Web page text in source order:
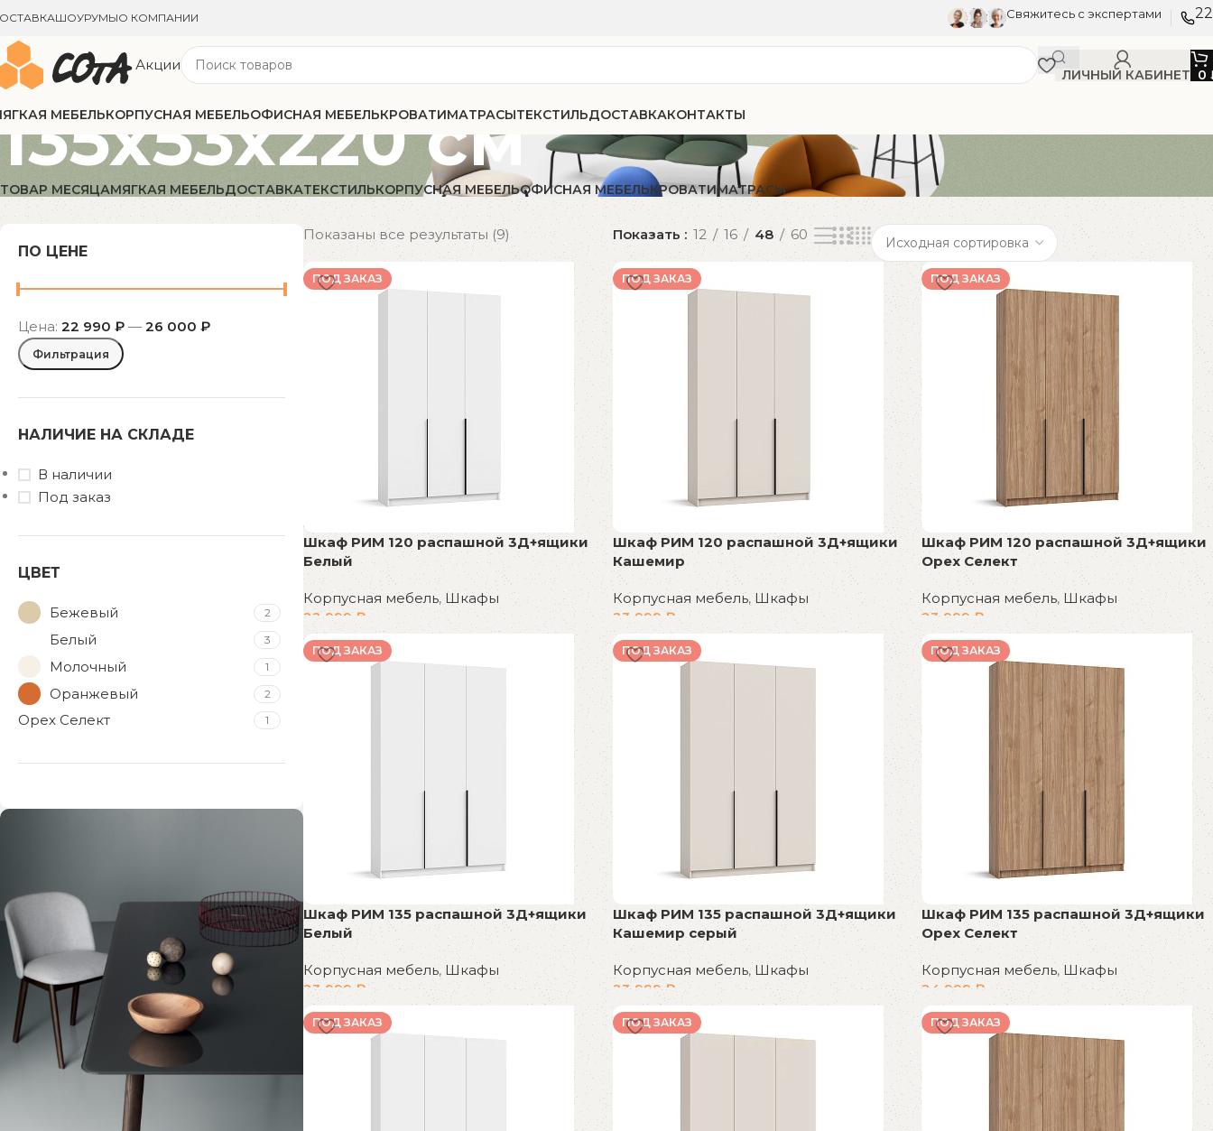
ШОУРУМЫО КОМПАНИИ Свяжитесь с экспертами
Акции
ЛИЧНЫЙ КАБИНЕТ 0
МЕБЕЛЬКОРПУСНАЯ МЕБЕЛЬОФИСНАЯ МЕБЕЛЬКРОВАТИМАТРАСЫТЕКСТИЛЬДОСТАВКАКОНТАКТЫ
135x53x220 см
ТОВАР МЕСЯЦАМЯГКАЯ МЕБЕЛЬДОСТАВКАТЕКСТИЛЬКОРПУСНАЯ МЕБЕЛЬОФИСНАЯ МЕБЕЛЬКРОВАТИМАТРАСЫ
ПО ЦЕНЕ
Фильтрация
Цена: 22 990 ₽ — 26 000 ₽
НАЛИЧИЕ НА СКЛАДЕ
В наличии
Под заказ
ЦВЕТ
Бежевый 2
Белый 3
Молочный 1
Оранжевый 2
Орех Селект 1
Показаны все результаты (9) Показать 12 16 48 60
ПОД ЗАКАЗ
Шкаф РИМ 120 распашной 3Д+ящики
Белый
Корпусная мебель, Шкафы
22 999 ₽
В корзину
ПОД ЗАКАЗ
Шкаф РИМ 120 распашной 3Д+ящики
Кашемир
Корпусная мебель, Шкафы
23 999 ₽
В корзину
ПОД ЗАКАЗ
Шкаф РИМ 120 распашной 3Д+ящики
Орех Селект
Корпусная мебель, Шкафы
23 999₽
В корзину
ПОД ЗАКАЗ
Шкаф РИМ 135 распашной 3Д+ящики
Белый
Корпусная мебель, Шкафы
23 999₽
В корзину
ПОД ЗАКАЗ
Шкаф РИМ 135 распашной 3Д+ящики
Кашемир серый
Корпусная мебель, Шкафы
23 999₽
В корзину
ПОД ЗАКАЗ
Шкаф РИМ 135 распашной 3Д+ящики
Орех Селект
Корпусная мебель,Шкафы
24 999 ₽
В корзину
ПОД ЗАКАЗ ПОД ЗАКАЗ ПОД ЗАКАЗ